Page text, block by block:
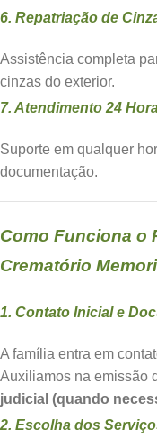
6. Repatriação de
Assistência completa
cinzas do exterior.
7. Atendimento 24
Suporte em qualquer
documentação.
Como Funciona o
Crematório
1. Contato Inicial e
A família entra em
Auxiliamos na emissão
judicial (quando
2. Escolha dos